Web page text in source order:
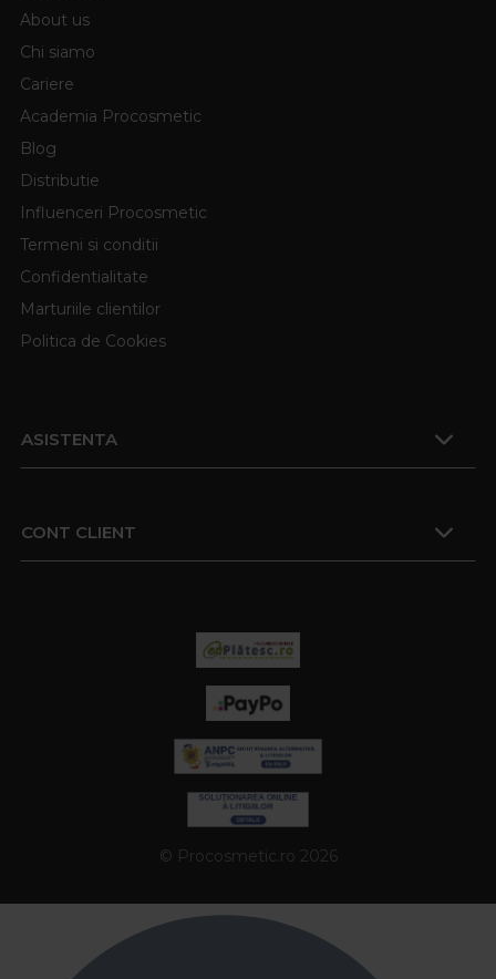
About us
Chi siamo
Cariere
Academia Procosmetic
Blog
Distributie
Influenceri Procosmetic
Termeni si conditii
Confidentialitate
Marturiile clientilor
Politica de Cookies
ASISTENTA
CONT CLIENT
© Procosmetic.ro 2026